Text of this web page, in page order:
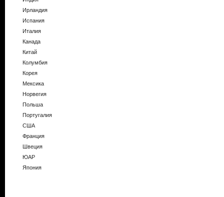
Ирландия
Испания
Италия
Канада
Китай
Колумбия
Корея
Мексика
Норвегия
Польша
Португалия
США
Франция
Швеция
ЮАР
Япония